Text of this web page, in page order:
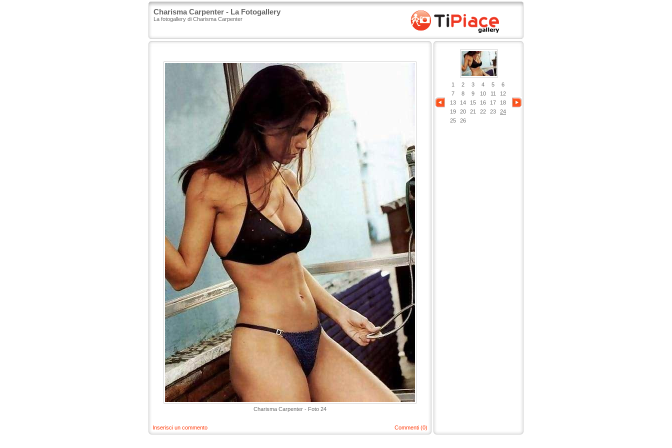
Charisma Carpenter - La Fotogallery
La fotogallery di Charisma Carpenter
Charisma Carpenter - Foto 24
Commenti (0)
Inserisci un commento
1 2 3 4 5
6
7
8 9 10 11
12
13
14 15 16 17
18
19
20 21 22 23
24
25
26